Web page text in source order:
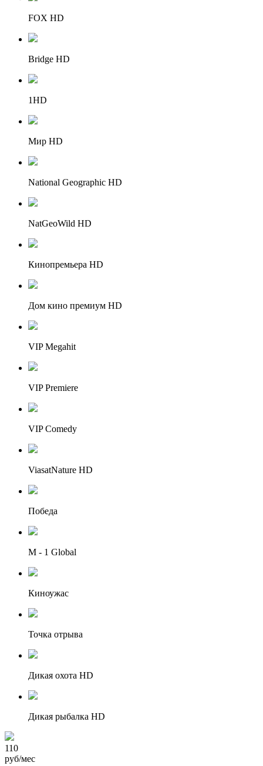
FOX HD
Bridge HD
1HD
Мир HD
National Geographic HD
NatGeoWild HD
Кинопремьера HD
Дом кино премиум HD
VIP Megahit
VIP Premiere
VIP Comedy
ViasatNature HD
Победа
М - 1 Global
Киноужас
Точка отрыва
Дикая охота HD
Дикая рыбалка HD
110
руб/мес